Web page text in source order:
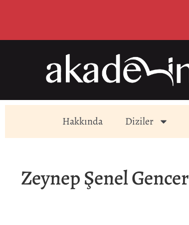
Hakkında Diziler
Zeynep Şenel Gencer